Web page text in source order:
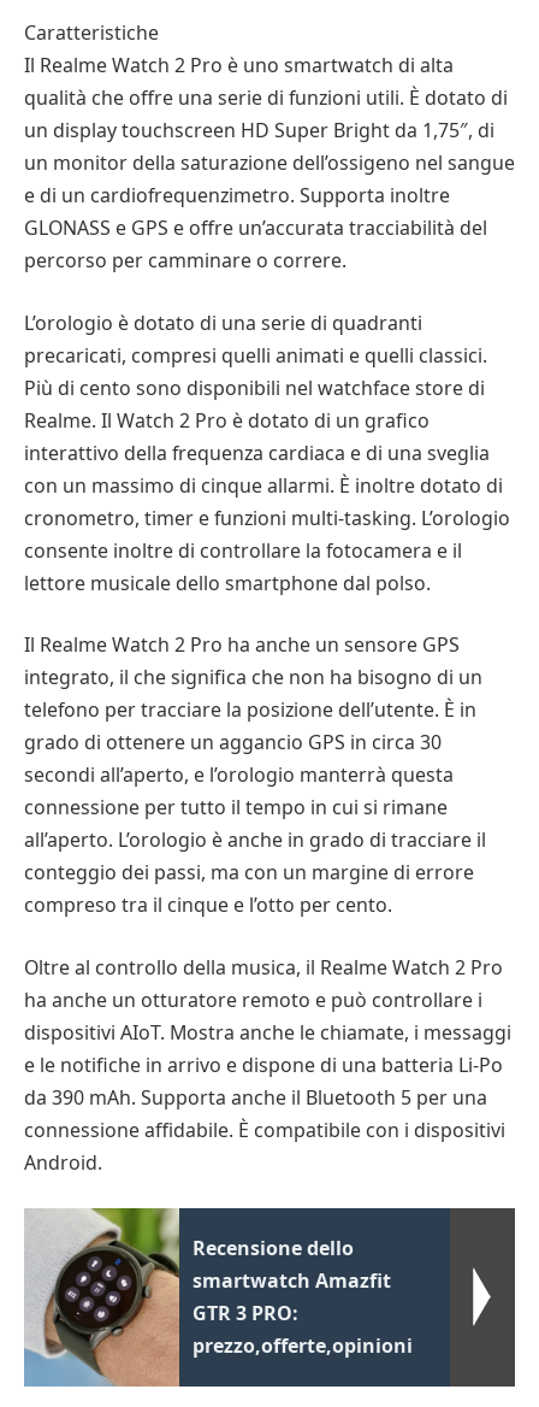
Caratteristiche
Il Realme Watch 2 Pro è uno smartwatch di alta
qualità che offre una serie di funzioni utili. È dotato di
un display touchscreen HD Super Bright da 1,75″, di
un monitor della saturazione dell’ossigeno nel sangue
e di un cardiofrequenzimetro. Supporta inoltre
GLONASS e GPS e offre un’accurata tracciabilità del
percorso per camminare o correre.
L’orologio è dotato di una serie di quadranti
precaricati, compresi quelli animati e quelli classici.
Più di cento sono disponibili nel watchface store di
Realme. Il Watch 2 Pro è dotato di un grafico
interattivo della frequenza cardiaca e di una sveglia
con un massimo di cinque allarmi. È inoltre dotato di
cronometro, timer e funzioni multi-tasking. L’orologio
consente inoltre di controllare la fotocamera e il
lettore musicale dello smartphone dal polso.
Il Realme Watch 2 Pro ha anche un sensore GPS
integrato, il che significa che non ha bisogno di un
telefono per tracciare la posizione dell’utente. È in
grado di ottenere un aggancio GPS in circa 30
secondi all’aperto, e l’orologio manterrà questa
connessione per tutto il tempo in cui si rimane
all’aperto. L’orologio è anche in grado di tracciare il
conteggio dei passi, ma con un margine di errore
compreso tra il cinque e l’otto per cento.
Oltre al controllo della musica, il Realme Watch 2 Pro
ha anche un otturatore remoto e può controllare i
dispositivi AIoT. Mostra anche le chiamate, i messaggi
e le notifiche in arrivo e dispone di una batteria Li-Po
da 390 mAh. Supporta anche il Bluetooth 5 per una
connessione affidabile. È compatibile con i dispositivi
Android.
Recensione dello
smartwatch Amazfit
GTR 3 PRO:
prezzo,offerte,opinioni